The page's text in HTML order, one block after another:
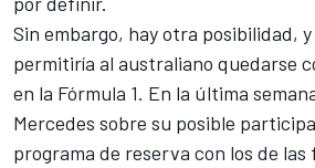
Sin embargo, hay otra posibilidad,
permitiría al australiano quedarse
en la Fórmula 1. En la última
Mercedes sobre su posible
programa de reserva con los de las